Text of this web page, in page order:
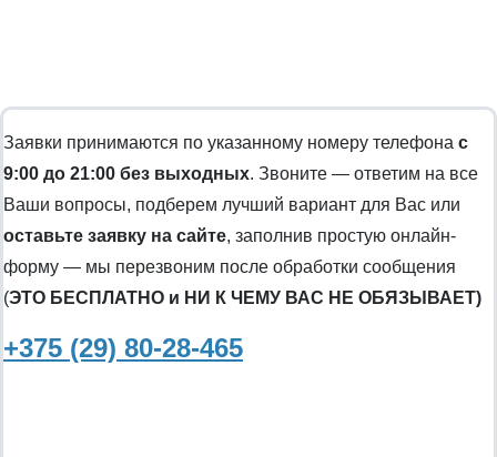
Заявки принимаются по указанному номеру телефона с
9:00 до 21:00 без выходных. Звоните — ответим на все
Ваши вопросы, подберем лучший вариант для Вас или
оставьте заявку на сайте, заполнив простую онлайн-
форму — мы перезвоним после обработки сообщения
(ЭТО БЕСПЛАТНО и НИ К ЧЕМУ ВАС НЕ ОБЯЗЫВАЕТ)
+375 (29) 80-28-465